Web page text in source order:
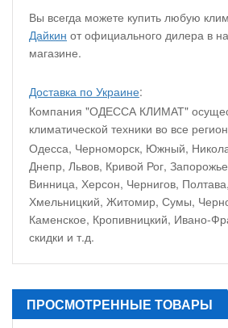
Вы всегда можете купить любую
Дайкин от официального дилера в
магазине.
Доставка по Украине:
Компания "ОДЕССА КЛИМАТ"
климатической техники во все
Одесса, Черноморск, Южный,
Днепр, Львов, Кривой Рог,
Винница, Херсон, Чернигов,
Хмельницкий, Житомир, Сумы,
Каменское, Кропивницкий, Ивано-
скидки и т.д.
ПРОСМОТРЕННЫЕ ТОВАРЫ